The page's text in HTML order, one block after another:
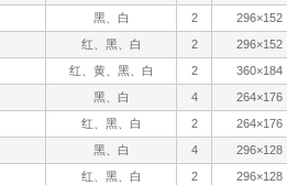
黑、白 2
296×152
红、黑、白 2
296×152
红、黄、黑、白 2
360×184
黑、白 4
264×176
红、黑、白 2
264×176
黑、白 4
296×128
红、黑、白 2
296×128